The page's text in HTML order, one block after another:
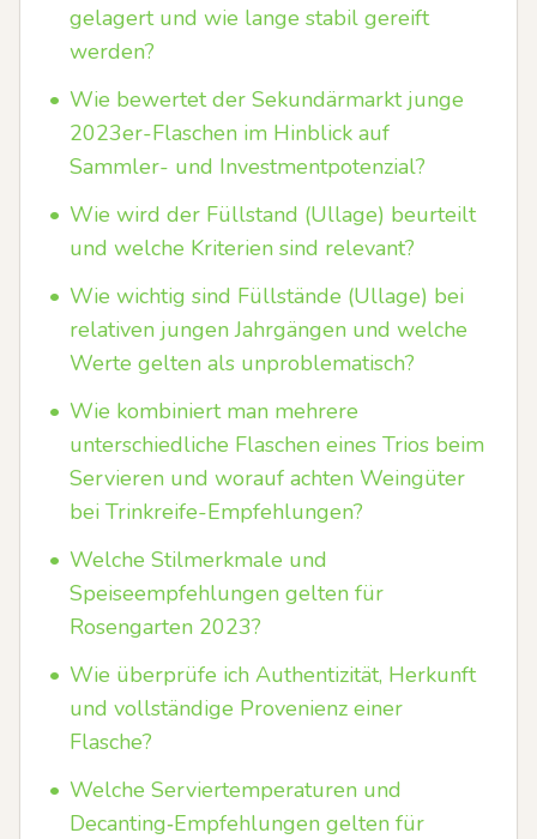
gelagert und wie lange stabil gereift
werden?
• Wie bewertet der Sekundärmarkt junge
2023er-Flaschen im Hinblick auf
Sammler- und Investmentpotenzial?
• Wie wird der Füllstand (Ullage) beurteilt
und welche Kriterien sind relevant?
• Wie wichtig sind Füllstände (Ullage) bei
relativen jungen Jahrgängen und welche
Werte gelten als unproblematisch?
• Wie kombiniert man mehrere
unterschiedliche Flaschen eines Trios beim
Servieren und worauf achten Weingüter
bei Trinkreife-Empfehlungen?
• Welche Stilmerkmale und
Speiseempfehlungen gelten für
Rosengarten 2023?
• Wie überprüfe ich Authentizität, Herkunft
und vollständige Provenienz einer
Flasche?
• Welche Serviertemperaturen und
Decanting‑Empfehlungen gelten für